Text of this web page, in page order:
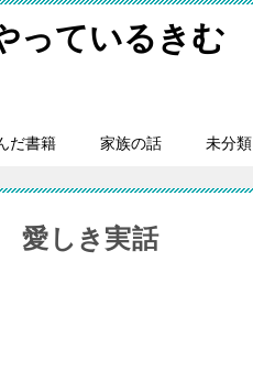
っているきむ
だ書籍 家族の話 未分類
愛しき実話